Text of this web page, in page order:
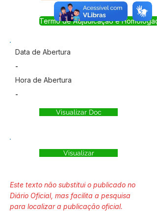
Termo de Adjudicação e
Data de Abertura
-
Hora de Abertura
-
Visualizar Doc
Visualizar
Este texto não substitui o publicado no
Diário Oficial, mas facilita a pesquisa
para localizar a publicação oficial.